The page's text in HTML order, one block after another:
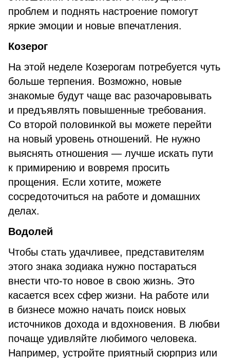
проблем и поднять настроение помогут
яркие эмоции и новые впечатления.
Козерог
На этой неделе Козерогам потребуется чуть
больше терпения. Возможно, новые
знакомые будут чаще вас разочаровывать
и предъявлять повышенные требования.
Со второй половинкой вы можете перейти
на новый уровень отношений. Не нужно
выяснять отношения — лучше искать пути
к примирению и вовремя просить
прощения. Если хотите, можете
сосредоточиться на работе и домашних
делах.
Водолей
Чтобы стать удачливее, представителям
этого знака зодиака нужно постараться
внести что-то новое в свою жизнь. Это
касается всех сфер жизни. На работе или
в бизнесе можно начать поиск новых
источников дохода и вдохновения. В любви
почаще удивляйте любимого человека.
Например, устройте приятный сюрприз или